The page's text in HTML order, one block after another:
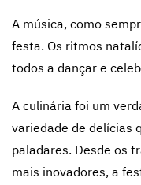
A música, como
festa. Os ritmos
todos a dançar e
A culinária foi um
variedade de delícias
paladares. Desde os
mais inovadores, a